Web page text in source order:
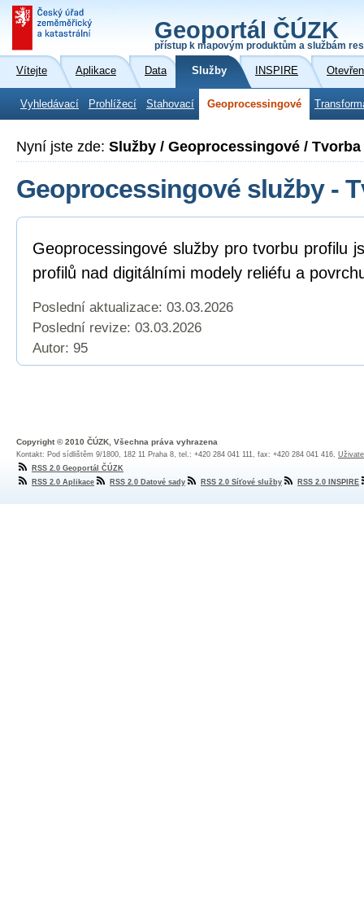
Geoportál ČÚZK
přístup k mapovým produktům a službám
Vítejte Aplikace Data Služby INSPIRE
Vyhledávací Prohlížecí Stahovací Geoprocessingové
Nyní jste zde: Služby / Geoprocessingové /
Geoprocessingové služby -
Geoprocessingové služby pro tvorbu profilu
profilů nad digitálními modely reliéfu a
Poslední aktualizace: 03.03.2026
Poslední revize: 03.03.2026
Autor: 95
Copyright © 2010 ČÚZK, Všechna práva vyhrazena
Kontakt: Pod sídlištěm 9/1800, 182 11 Praha 8, tel.: +420 284 041 111, fax: +420 284 041 416,
RSS 2.0 Geoportál ČÚZK
RSS 2.0 Aplikace
RSS 2.0 Datové sady RSS 2.0 Síťové služby RSS 2.0 INSPIRE